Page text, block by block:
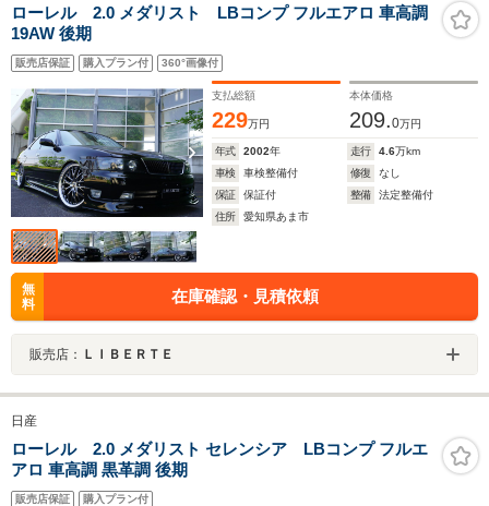
ア バックカメラ
100V電源 レーダー
クルーズ コーナーセ
ダセンシング レーダ
スドルームミラー シ
ートヒーター 寒冷地
仕様 LED ETC
DVD シ-トヒ
ETC LED
ミ スマ-トキ-
ローレル 2.0 メダリスト LBコンプ フルエアロ 車高調
19AW 後期
販売店保証 購入プラン付 360°画像付
支払総額
229万円
本体価格
209.0万円
年式 2002年 走行 4.6万km
車検
車検整備付 修復
なし
保証
保証付 整備
法定整備付
住所
愛知県あま市
無
料
在庫確認・見積依頼
販売店： ＬＩＢＥＲＴＥ
日産
ローレル 2.0 メダリスト セレンシア LBコンプ フルエ
アロ 車高調 黒革調 後期
販売店保証 購入プラン付